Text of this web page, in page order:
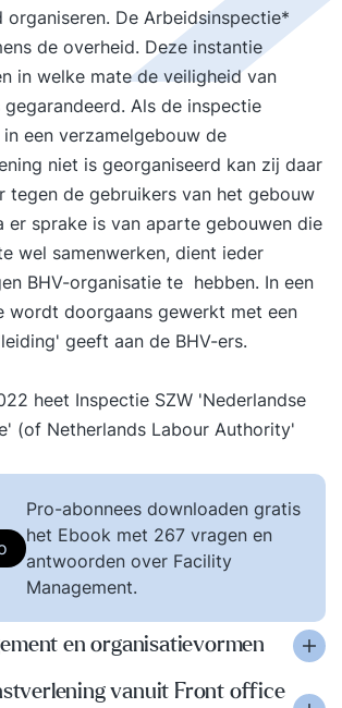
organiseren. De Arbeidsinspectie*
de overheid. Deze instantie
in welke mate de veiligheid van
Als de inspectie
een verzamelgebouw de
niet is georganiseerd kan zij daar
tegen de gebruikers van het gebouw
er sprake is van aparte gebouwen die
wel samenwerken, dient ieder
BHV-organisatie te hebben. In een
wordt doorgaans gewerkt met een
geeft aan de BHV-ers.
heet Inspectie SZW 'Nederlandse
(of Netherlands Labour Authority'
Pro-abonnees downloaden gratis
het Ebook met 267 vragen en
antwoorden over Facility
Management.
en organisatievormen
vanuit Front office